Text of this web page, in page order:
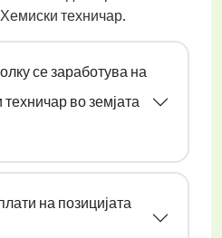
техничар.
се заработува на
во земјата
на позицијата